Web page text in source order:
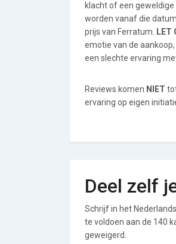
klacht of een
worden vanaf die
prijs van Ferratum.
LET
emotie van de
een slechte ervaring
Reviews komen NIET
ervaring op eigen
Deel zelf
Schrijf in het
te voldoen aan de 140
geweigerd.